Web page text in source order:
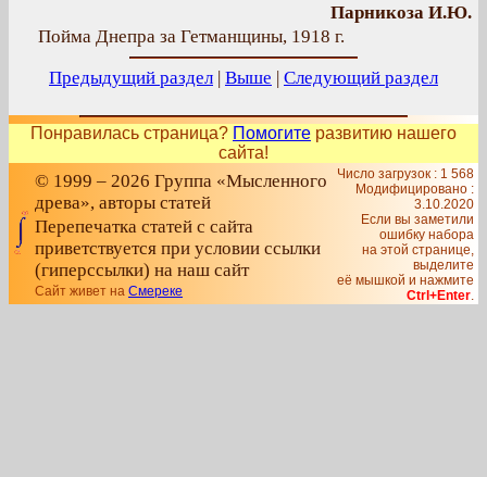
Парникоза И.Ю.
Пойма Днепра за Гетманщины, 1918 г.
Предыдущий раздел | Выше | Следующий раздел
Понравилась страница? Помогите развитию нашего
сайта!
© 1999 – 2026 Группа «Мысленного
древа», авторы статей
Перепечатка статей с сайта
приветствуется при условии ссылки
(гиперссылки) на наш сайт
Сайт живет на Смереке
Число загрузок : 1 568
Модифицировано :
3.10.2020
Если вы заметили
ошибку набора
на этой странице,
выделите
её мышкой и нажмите
Ctrl+Enter.